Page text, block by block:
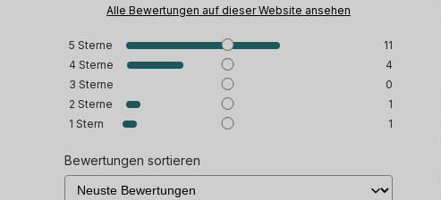
Alle Bewertungen auf dieser Website ansehen
5 Sterne
11
4 Sterne
4
3 Sterne
0
2 Sterne
1
1 Stern 1
Bewertungen sortieren